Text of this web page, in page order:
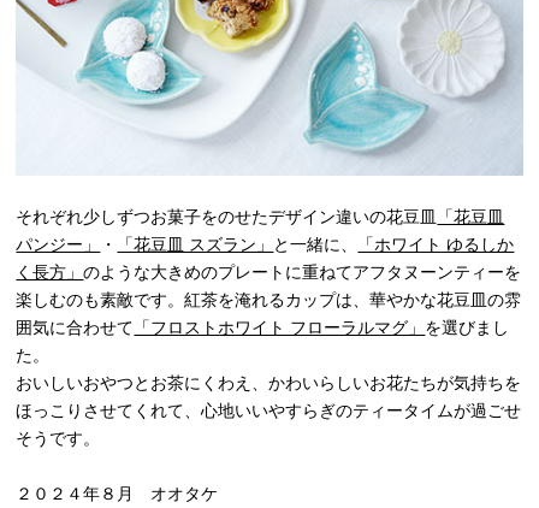
それぞれ少しずつお菓子をのせたデザイン違いの花豆皿
「花豆皿
パンジー」
・ 「花豆皿 スズラン」 と一緒に、
「ホワイト ゆるしか
く長方」のような大きめのプレートに重ねてアフタヌーンティーを
楽しむのも素敵です。紅茶を淹れるカップは、華やかな花豆皿の雰
囲気に合わせて 「フロストホワイト フローラルマグ」 を選びまし
た。
おいしいおやつとお茶にくわえ、かわいらしいお花たちが気持ちを
ほっこりさせてくれて、心地いいやすらぎのティータイムが過ごせ
そうです。
２０２４年８月 オオタケ